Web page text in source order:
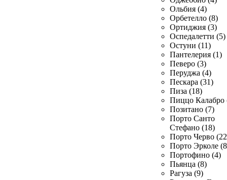
Ольбия (4)
Орбетелло (8)
Ортиджия (3)
Оспедалетти (5)
Остуни (11)
Пантелерия (1)
Певеро (3)
Перуджа (4)
Пескара (31)
Пиза (18)
Пиццо Калабро
Позитано (7)
Порто Санто
Стефано (18)
Порто Черво
Порто Эрколе
Портофино (4)
Пьянца (8)
Рагуза (9)